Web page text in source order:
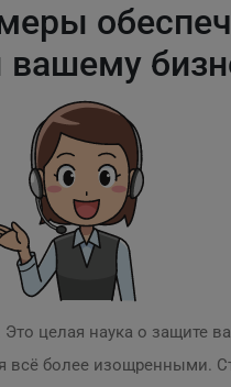
целая наука о защите
более изощренными.